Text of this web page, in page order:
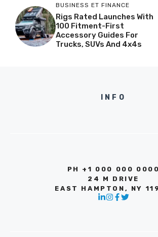
BUSINESS ET FINANCE
Rigs Rated Launches With
100 Fitment-First
Accessory Guides For
Trucks, SUVs And 4x4s
INFO
PH +1 000 000 0000
24 M DRIVE
EAST HAMPTON, NY